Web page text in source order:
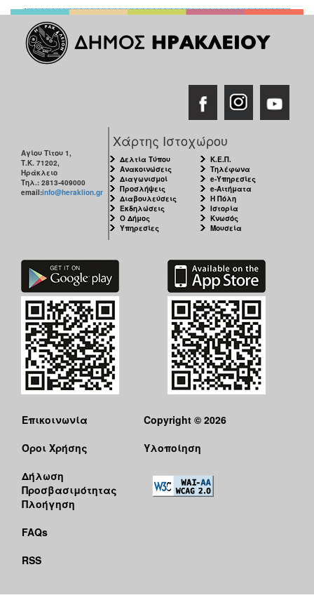
Αγίου Τίτου 1,
Τ.Κ. 71202,
Ηράκλειο
Τηλ.: 2813-409000
email:info@heraklion.gr
Χάρτης Ιστοχώρου
Δελτία Τύπου
Ανακοινώσεις
Διαγωνισμοί
Προσλήψεις
Διαβουλεύσεις
Εκδηλώσεις
Ο Δήμος
Υπηρεσίες
Κ.Ε.Π.
Τηλέφωνα
e-Υπηρεσίες
e-Αιτήματα
Η Πόλη
Ιστορία
Κνωσός
Μουσεία
Επικοινωνία
Όροι Χρήσης
Δήλωση
Προσβασιμότητας
Πλοήγηση
FAQs
RSS
Copyright © 2026
Υλοποίηση